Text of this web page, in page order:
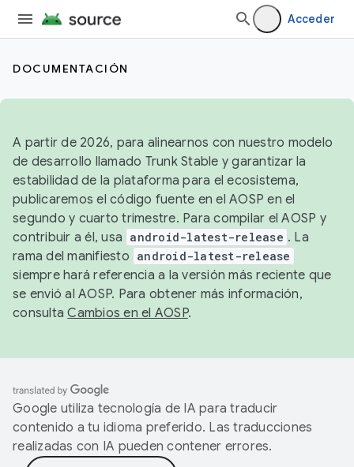
Acceder
DOCUMENTACIÓN
A partir de 2026, para alinearnos con nuestro modelo
de desarrollo llamado Trunk Stable y garantizar la
estabilidad de la plataforma para el ecosistema,
publicaremos el código fuente en el AOSP en el
segundo y cuarto trimestre. Para compilar el AOSP y
contribuir a él, usa android-latest-release . La
rama del manifiesto android-latest-release
siempre hará referencia a la versión más reciente que
se envió al AOSP. Para obtener más información,
consultaCambios en el AOSP.
Google utiliza tecnología de IA para traducir
contenido a tu idioma preferido. Las traducciones
realizadas con IA pueden contener errores.